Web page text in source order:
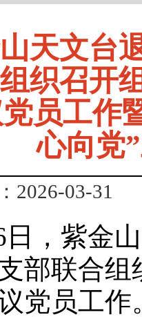
天文台
织召开
员工作
心向党
2026-03-31
日，紫金
部联合
党员工